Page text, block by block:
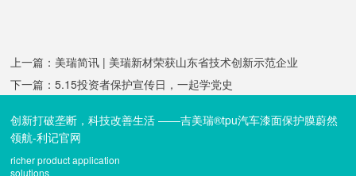
上一篇：美瑞简讯 | 美瑞新材荣获山东省技术创新示范企业
下一篇：5.15投资者保护宣传日，一起学党史
创新打破垄断，科技改善生活 ——吉美瑞®tpu汽车漆面保护膜蔚然
领航-利记官网
richer product application
solutions